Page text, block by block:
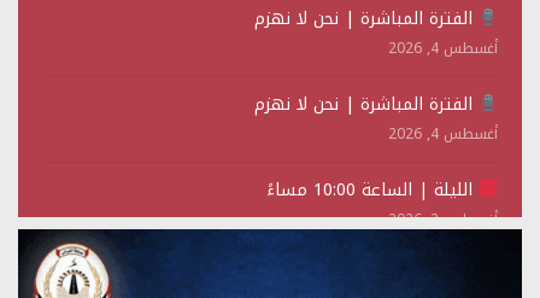
الفترة المباشرة | نحن لا نهزم
أغسطس 4, 2026
الفترة المباشرة | نحن لا نهزم
أغسطس 4, 2026
الليلة | الساعة 10:00 مساءً
أغسطس 2, 2026
تستمعون لبرنامج (حدث في مثل هذا اليوم)